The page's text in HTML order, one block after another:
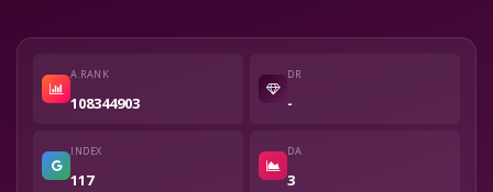
A.RANK
108344903
DR
-
INDEX
117
DA
3